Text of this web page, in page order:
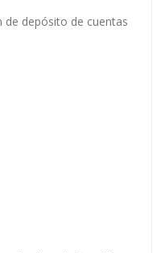
de depósito de cuentas